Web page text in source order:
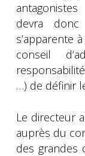
devra
s’apparente
conseil
…) de définir
Le directeur
auprès du
des grandes